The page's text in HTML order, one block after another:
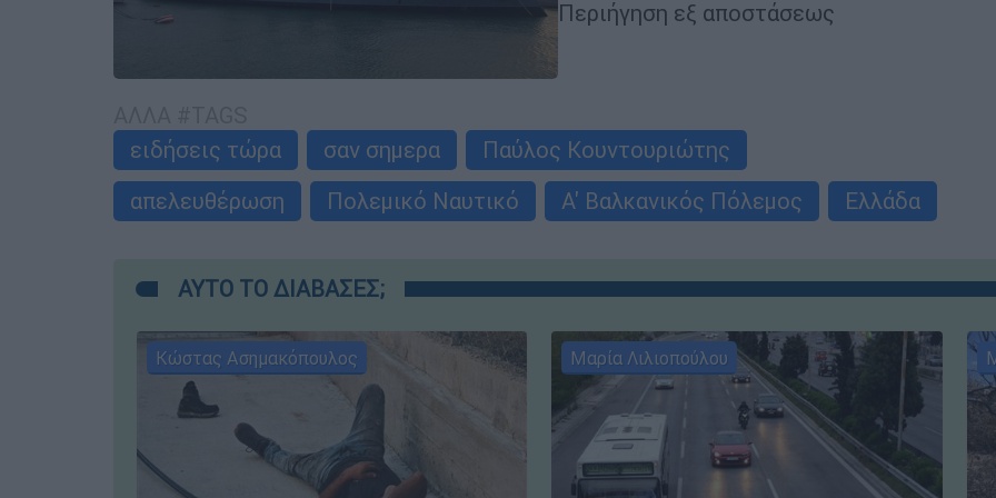
Περιήγηση εξ αποστάσεως
ειδήσεις τώρα
σαν σημερα
Παύλος Κουντουριώτης
απελευθέρωση
Πολεμικό Ναυτικό Α' Βαλκανικός Πόλεμος Ελλάδα
ΑΥΤΟ ΤΟ ΔΙΑΒΑΣΕΣ;
Κώστας Ασημακόπουλος Μαρία Λιλιοπούλου